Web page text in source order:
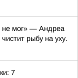
не мог» — Андреа
рыбу на уху.
7